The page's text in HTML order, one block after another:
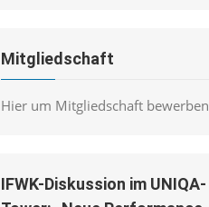
Mitgliedschaft
Hier um Mitgliedschaft bewerben
IFWK-Diskussion im UNIQA-